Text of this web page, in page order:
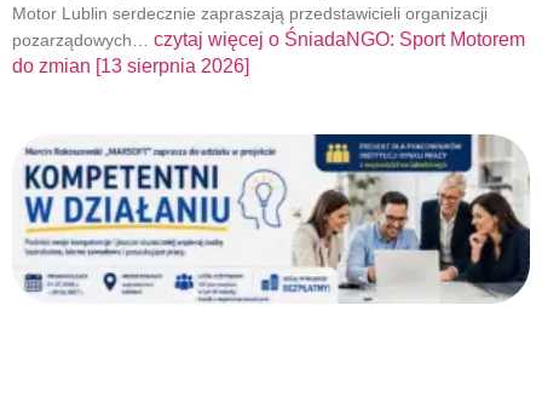
Motor Lublin serdecznie zapraszają przedstawicieli organizacji
pozarządowych… czytaj więcej o ŚniadaNGO: Sport Motorem
do zmian [13 sierpnia 2026]